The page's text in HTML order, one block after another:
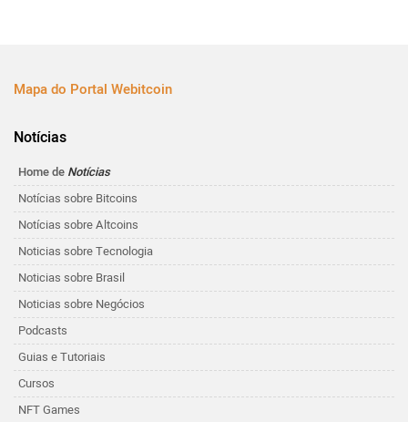
Mapa do Portal Webitcoin
Notícias
Home de Notícias
Notícias sobre Bitcoins
Notícias sobre Altcoins
Noticias sobre Tecnologia
Noticias sobre Brasil
Noticias sobre Negócios
Podcasts
Guias e Tutoriais
Cursos
NFT Games